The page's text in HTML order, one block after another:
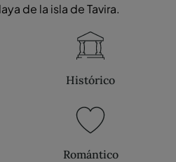
de la isla de Tavira.
Histórico
Romántico